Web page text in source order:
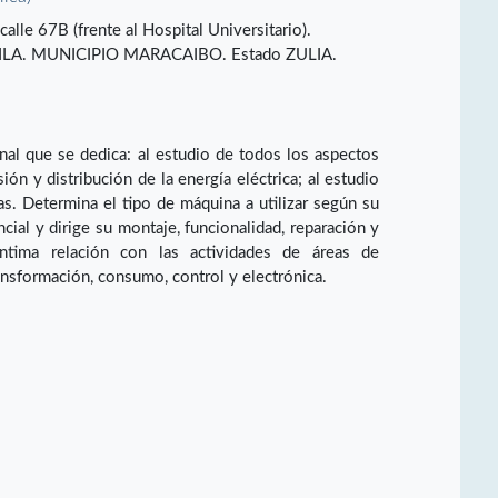
67B (frente al Hospital Universitario).
MUNICIPIO MARACAIBO. Estado ZULIA.
que se dedica: al estudio de todos los aspectos
y distribución de la energía eléctrica; al estudio
Determina el tipo de máquina a utilizar según su
y dirige su montaje, funcionalidad, reparación y
relación con las actividades de áreas de
consumo, control y electrónica.